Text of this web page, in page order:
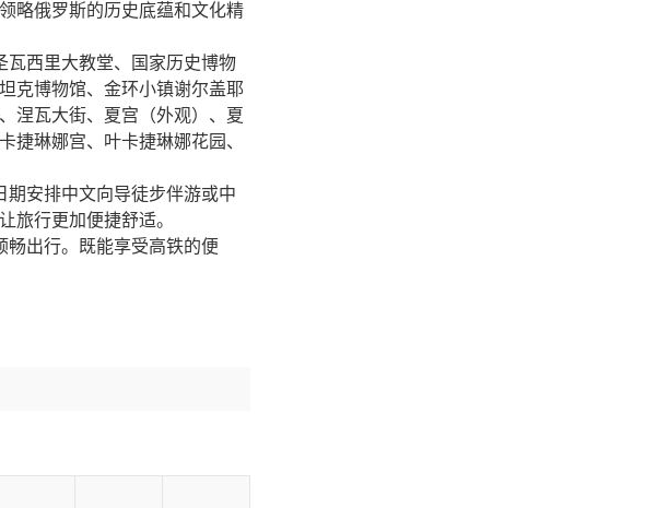
略俄罗斯的历史底蕴和文化精
瓦西里大教堂、国家历史博物
克博物馆、金环小镇谢尔盖耶
涅瓦大街、夏宫（外观）、夏
捷琳娜宫、叶卡捷琳娜花园、
期安排中文向导徒步伴游或中
旅行更加便捷舒适。
畅出行。既能享受高铁的便